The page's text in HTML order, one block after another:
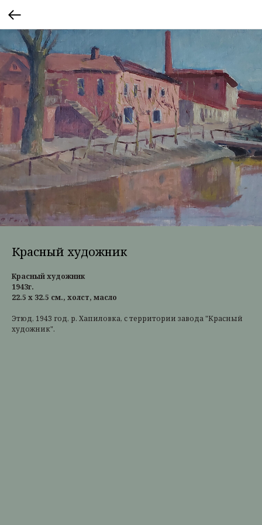
Красный художник
Красный художник
1943г.
22.5 х 32.5 см., холст, масло
Этюд, 1943 год, р. Хапиловка, с территории завода "Красный
художник".